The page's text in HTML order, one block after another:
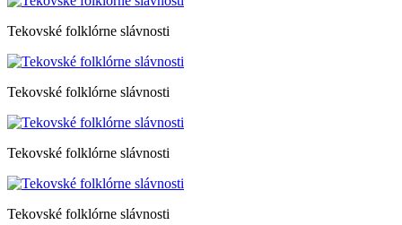
Tekovské folklórne slávnosti
Tekovské folklórne slávnosti
Tekovské folklórne slávnosti
Tekovské folklórne slávnosti